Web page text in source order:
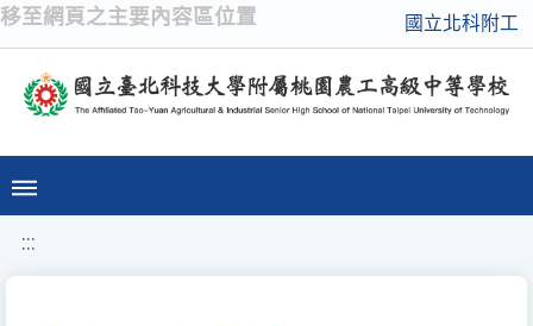
移至網頁之主要內容區位置 國立北科附工
:::